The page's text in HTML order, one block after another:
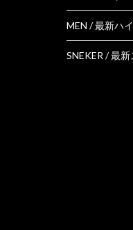
MEN / 最新ハ
SNEKER / 最